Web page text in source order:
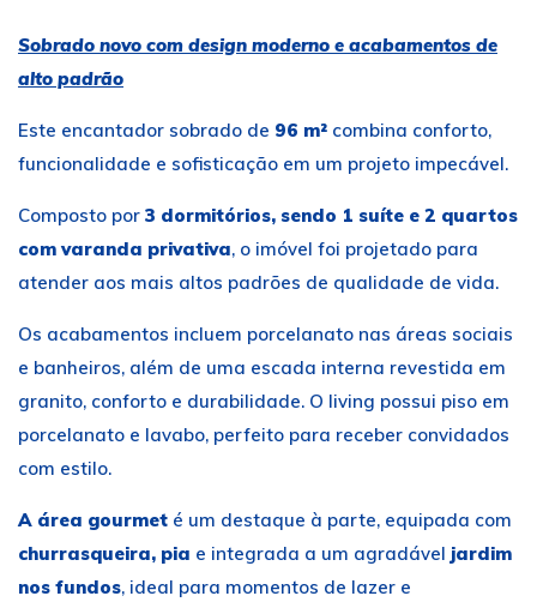
Sobrado novo com design moderno e acabamentos de
alto padrão
Este encantador sobrado de 96 m² combina conforto,
funcionalidade e sofisticação em um projeto impecável.
Composto por 3 dormitórios, sendo 1 suíte e 2 quartos
com varanda privativa, o imóvel foi projetado para
atender aos mais altos padrões de qualidade de vida.
Os acabamentos incluem porcelanato nas áreas sociais
e banheiros, além de uma escada interna revestida em
granito, conforto e durabilidade. O living possui piso em
porcelanato e lavabo, perfeito para receber convidados
com estilo.
A área gourmet é um destaque à parte, equipada com
churrasqueira, pia e integrada a um agradável jardim
nos fundos, ideal para momentos de lazer e